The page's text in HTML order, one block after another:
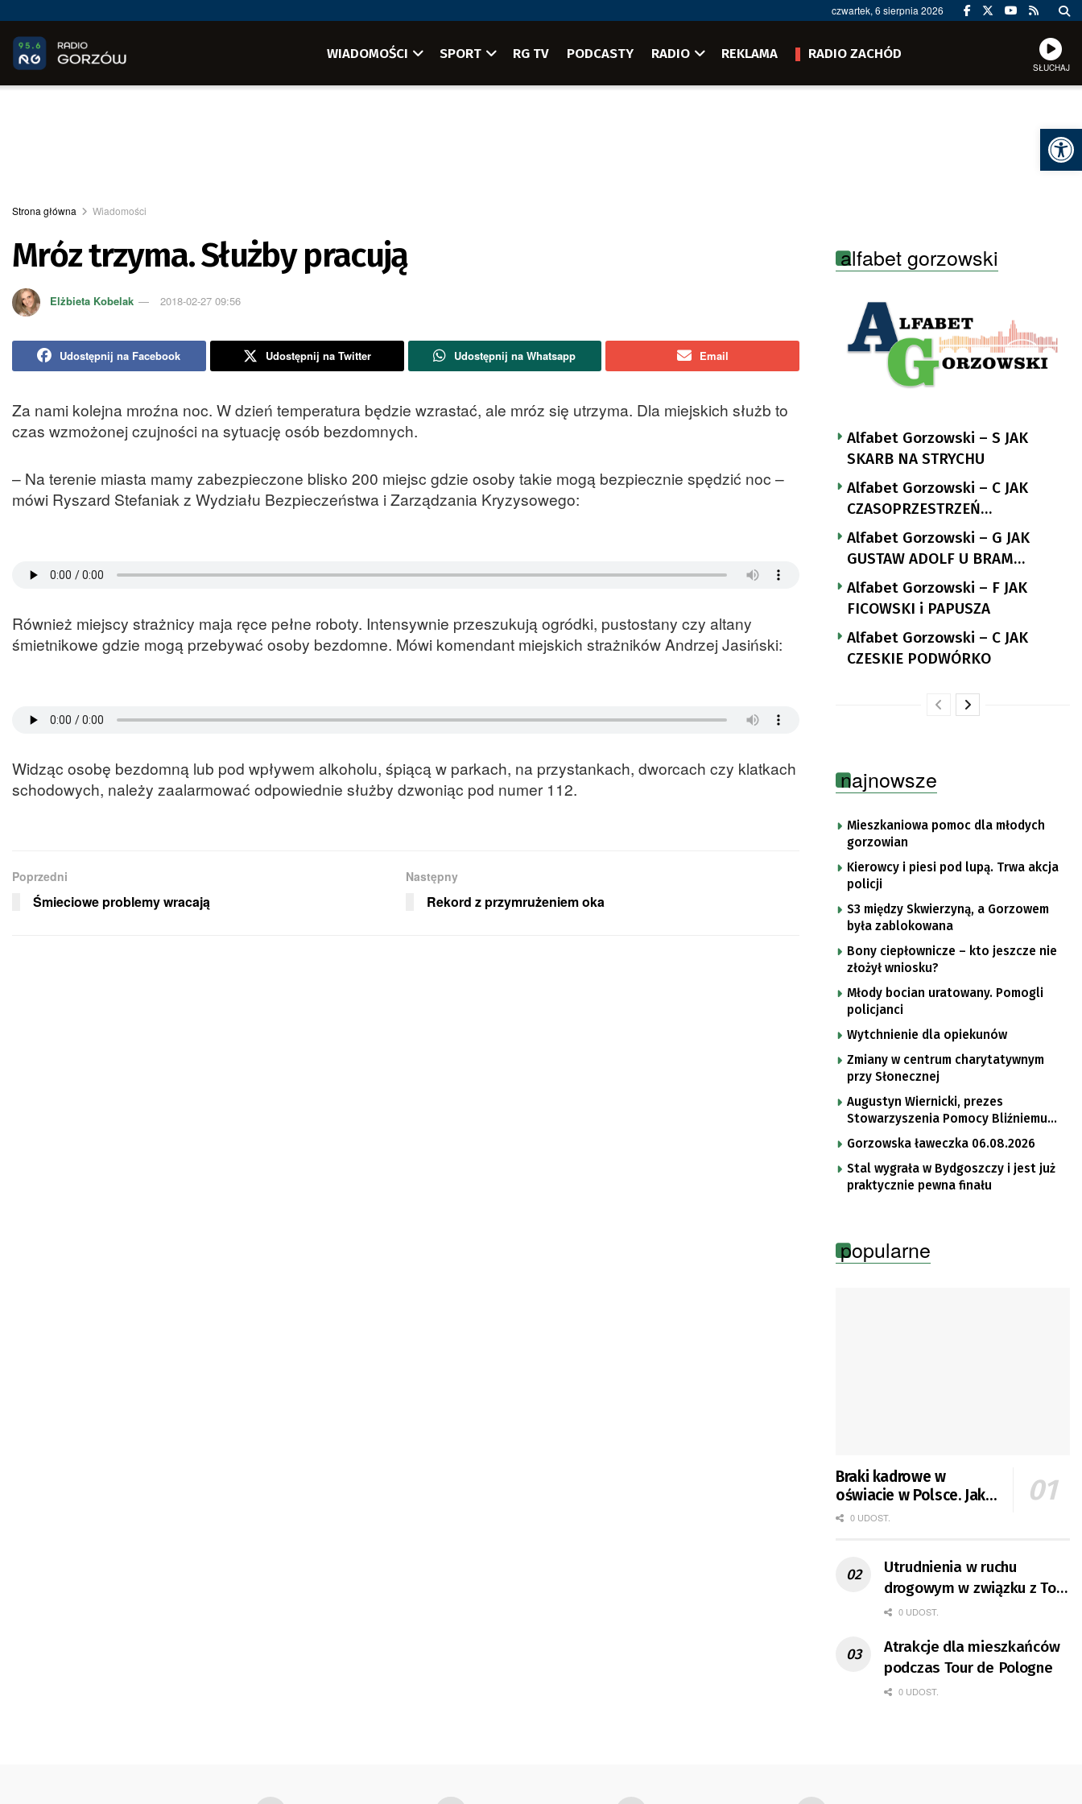
czwartek, 6 sierpnia 2026
WIADOMOŚCI SPORT RG TV PODCASTY RADIO REKLAMA RADIO ZACHÓD
SŁUCHAJ
Strona główna Wiadomości
Mróz trzyma. Służby pracują
Elżbieta Kobelak 2018-02-27 09:56
Udostępnij na Facebook Udostępnij na Twitter Udostępnij na Whatsapp Email
Za nami kolejna mroźna noc. W dzień temperatura będzie wzrastać, ale mróz się utrzyma. Dla miejskich służb to
czas wzmożonej czujności na sytuację osób bezdomnych.
– Na terenie miasta mamy zabezpieczone blisko 200 miejsc gdzie osoby takie mogą bezpiecznie spędzić noc –
mówi Ryszard Stefaniak z Wydziału Bezpieczeństwa i Zarządzania Kryzysowego:
Również miejscy strażnicy maja ręce pełne roboty. Intensywnie przeszukują ogródki, pustostany czy altany
śmietnikowe gdzie mogą przebywać osoby bezdomne. Mówi komendant miejskich strażników Andrzej Jasiński:
Widząc osobę bezdomną lub pod wpływem alkoholu, śpiącą w parkach, na przystankach, dworcach czy klatkach
schodowych, należy zaalarmować odpowiednie służby dzwoniąc pod numer 112.
Poprzedni
Śmieciowe problemy wracają
Następny
Rekord z przymrużeniem oka
alfabet gorzowski
Alfabet Gorzowski – S JAK
SKARB NA STRYCHU
Alfabet Gorzowski – C JAK
CZASOPRZESTRZEŃ
NUTTGENSA
Alfabet Gorzowski – G JAK
GUSTAW ADOLF U BRAM
LANDSBERGA
Alfabet Gorzowski – F JAK
FICOWSKI i PAPUSZA
Alfabet Gorzowski – C JAK
CZESKIE PODWÓRKO
najnowsze
Mieszkaniowa pomoc dla młodych
gorzowian
Kierowcy i piesi pod lupą. Trwa akcja
policji
S3 między Skwierzyną, a Gorzowem
była zablokowana
Bony ciepłownicze – kto jeszcze nie
złożył wniosku?
Młody bocian uratowany. Pomogli
policjanci
Wytchnienie dla opiekunów
Zmiany w centrum charytatywnym
przy Słonecznej
Augustyn Wiernicki, prezes
Stowarzyszenia Pomocy Bliźniemu
im. Brata Krystyna
Gorzowska ławeczka 06.08.2026
Stal wygrała w Bydgoszczy i jest już
praktycznie pewna finału
popularne
Braki kadrowe w
oświacie w Polsce. Jak
jest w Gorzowie?
0 UDOST.
Utrudnienia w ruchu
drogowym w związku z Tour
de Pologne
0 UDOST.
Atrakcje dla mieszkańców
podczas Tour de Pologne
0 UDOST.